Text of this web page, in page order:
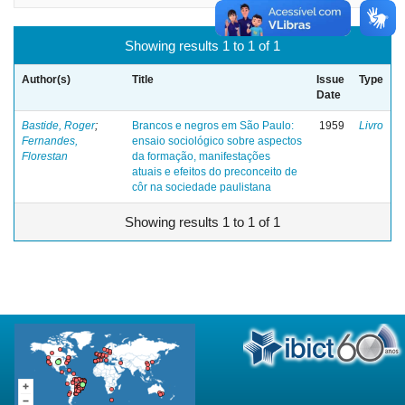
Showing results 1 to 1 of 1
Author(s) Title
Issue
Date
Type
Bastide, Roger;
Fernandes,
Florestan
Brancos e negros em São Paulo:
ensaio sociológico sobre aspectos
da formação, manifestações
atuais e efeitos do preconceito de
côr na sociedade paulistana
1959 Livro
Showing results 1 to 1 of 1